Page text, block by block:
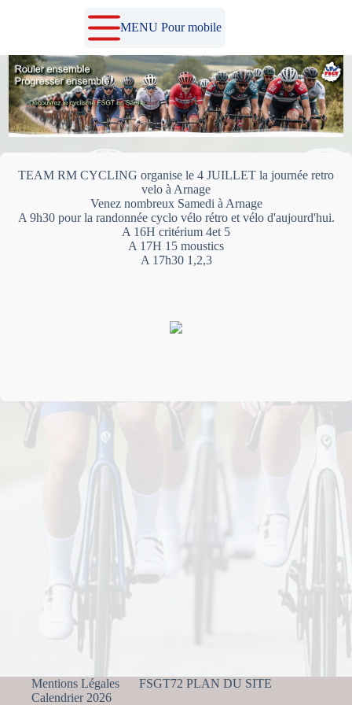
MENU Pour mobile
TEAM RM CYCLING organise le 4 JUILLET la journée retro
velo à Arnage
Venez nombreux Samedi à Arnage
A 9h30 pour la randonnée cyclo vélo rétro et vélo d'aujourd'hui.
A 16H critérium 4et 5
A 17H 15 moustics
A 17h30 1,2,3
Mentions Légales
FSGT72 PLAN DU SITE
Calendrier 2026